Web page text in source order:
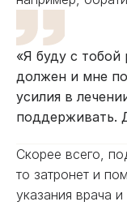
«Я буду с
должен и мне
усилия в
поддерживать.
Скорее всего,
то затронет и
указания врача